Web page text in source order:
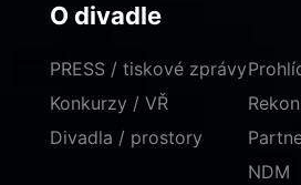
O divadle
PRESS / tiskové zprávy
Konkurzy / VŘ
Divadla / prostory
NDM